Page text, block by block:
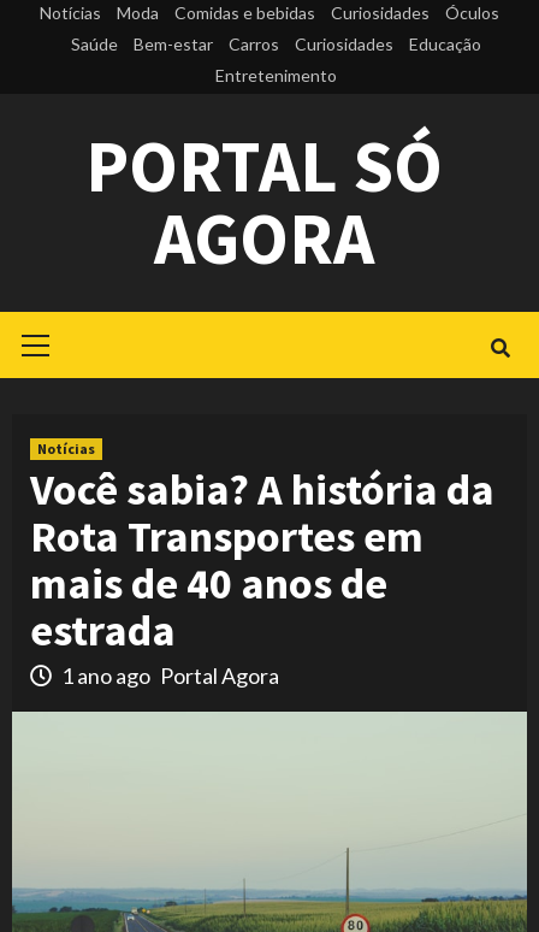
Notícias Moda Comidas e bebidas Curiosidades
Óculos
Saúde
Bem-estar Carros Curiosidades
Educação
Entretenimento
PORTAL SÓ
AGORA
Menu
Notícias
Você sabia? A história da
Rota Transportes em
mais de 40 anos de
estrada
1 ano ago Portal Agora